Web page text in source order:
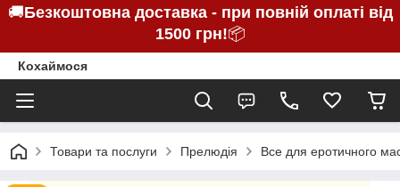
🚚Безкоштовна доставка - при повній оплаті від
1500 грн!📦
Кохаймося
Товари та послуги Прелюдія Все для еротичного